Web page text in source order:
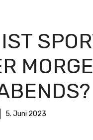
5. Juni 2023